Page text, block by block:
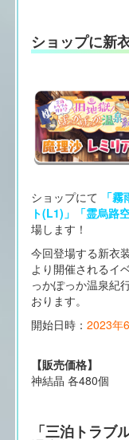
ショップに新
ショップにて
「
ト(L1)」「霊烏路
場します！
今回登場する新衣
より開催されるイ
っかぽっか温泉紀
おります。
開始日時： 2023年
【販売価格】
神結晶 各480個
「三泊トラブ